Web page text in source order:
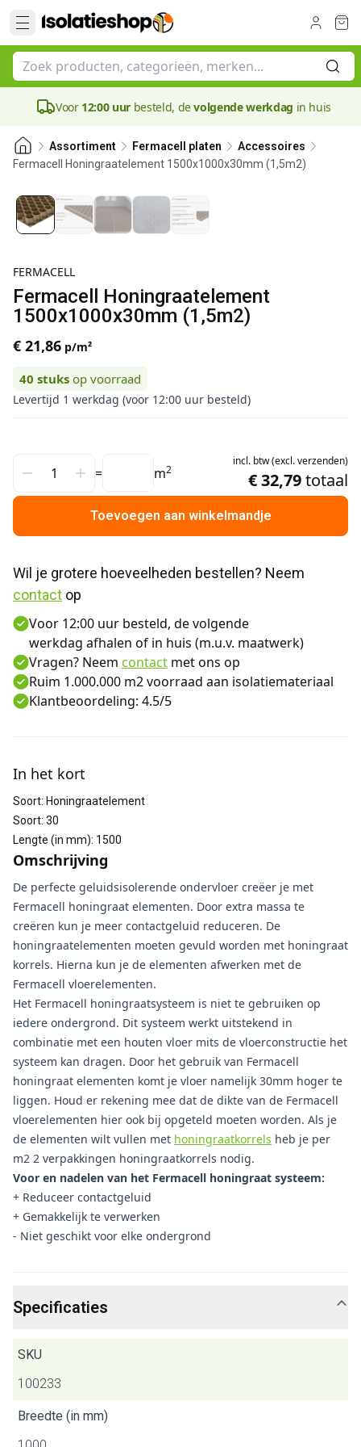
Voor 12:00 uur besteld, devolgende werkdag in huis
Assortiment Fermacell platen
Accessoires
Fermacell Honingraatelement 1500x1000x30mm (1,5m2)30 mm
FERMACELL
Fermacell Honingraatelement
1500x1000x30mm (1,5m2)
€ 21,86 p/m²
40 stuks op voorraad
Levertijd 1 werkdag (voor 12:00 uur besteld)
= m2
incl. btw(excl.verzenden)
€ 32,79totaal
Toevoegen aan winkelmandje
contact op
Voor 12:00 uur besteld, de volgende
werkdag afhalen of in huis (m.u.v. maatwerk)
Vragen? Neem contact met ons op
Ruim 1.000.000 m2 voorraad aan isolatiemateriaal
Klantbeoordeling: 4.5/5
In het kort
Soort: Honingraatelement
Soort: 30
Lengte (in mm): 1500
Omschrijving
De perfecte geluidsisolerende ondervloer creëer je met
Fermacell honingraat elementen. Door extra massa te
creëren kun je meer contactgeluid reduceren. De
honingraatelementen moeten gevuld worden met honingraat
korrels. Hierna kun je de elementen afwerken met de
Fermacell vloerelementen.
Het Fermacell honingraatsysteem is niet te gebruiken op
iedere ondergrond. Dit systeem werkt uitstekend in
combinatie met een houten vloer mits de vloerconstructie het
systeem kan dragen. Door het gebruik van Fermacell
honingraat elementen komt je vloer namelijk 30mm hoger te
liggen. Houd er rekening mee dat de dikte van de Fermacell
vloerelementen hier ook bij opgeteld moeten worden. Als je
de elementen wilt vullen met honingraatkorrels heb je per
m2 2 verpakkingen honingraatkorrels nodig.
Voor en nadelen van het Fermacell honingraat systeem:
+ Reduceer contactgeluid
+ Gemakkelijk te verwerken
- Niet geschikt voor elke ondergrond
Specificaties
SKU
100233
Breedte (in mm)